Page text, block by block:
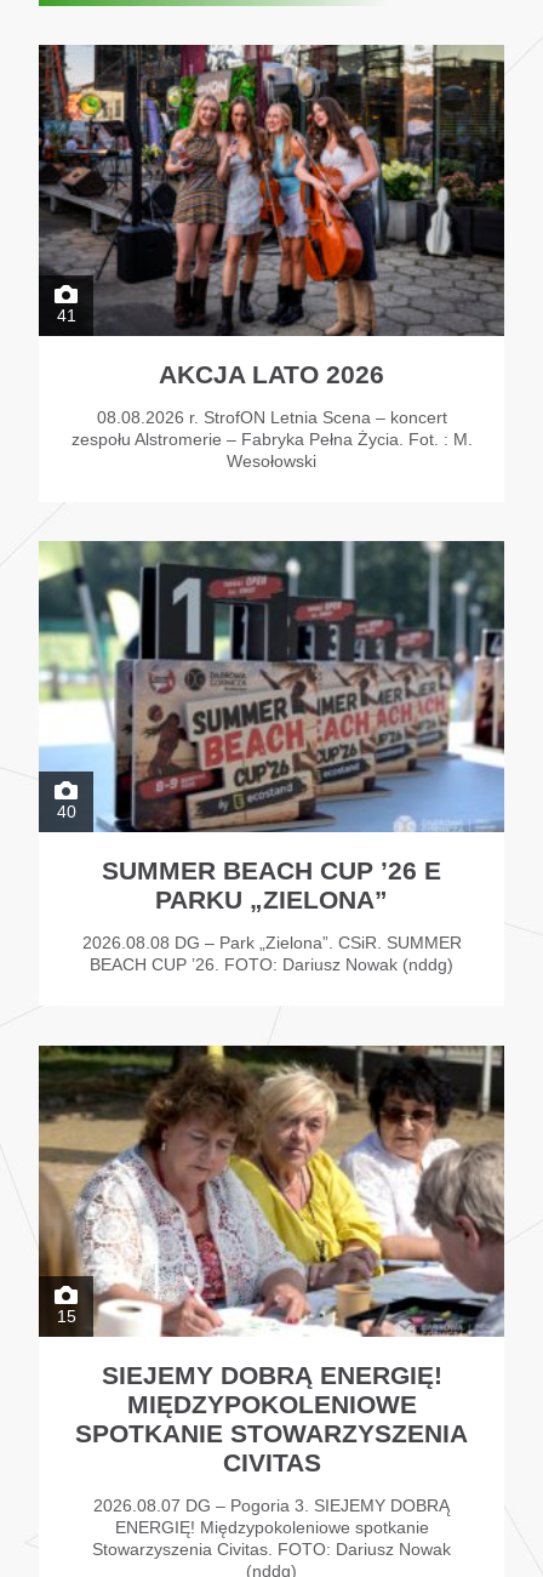
41
AKCJA LATO 2026
08.08.2026 r. StrofON Letnia Scena – koncert
zespołu Alstromerie – Fabryka Pełna Życia. Fot. : M.
Wesołowski
40
SUMMER BEACH CUP ’26 E
PARKU „ZIELONA”
2026.08.08 DG – Park „Zielona”. CSiR. SUMMER
BEACH CUP ’26. FOTO: Dariusz Nowak (nddg)
15
SIEJEMY DOBRĄ ENERGIĘ!
MIĘDZYPOKOLENIOWE
SPOTKANIE STOWARZYSZENIA
CIVITAS
2026.08.07 DG – Pogoria 3. SIEJEMY DOBRĄ
ENERGIĘ! Międzypokoleniowe spotkanie
Stowarzyszenia Civitas. FOTO: Dariusz Nowak
(nddg)